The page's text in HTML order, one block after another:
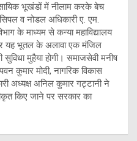
भूखंडों में नीलाम करके बेच
व नोडल अधिकारी ए. एम.
के माध्यम से कन्या महाविद्यालय
यह भूतल के अलावा एक मंजिल
सुविधा मुहैया होगी। समाजसेवी मनीष
कुमार मोदी, नागरिक विकास
अध्यक्ष अनिल कुमार गट्टानी ने
किए जाने पर सरकार का